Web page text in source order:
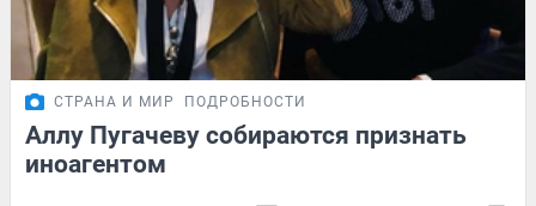
СТРАНА И МИР ПОДРОБНОСТИ
Аллу Пугачеву собираются признать
иноагентом